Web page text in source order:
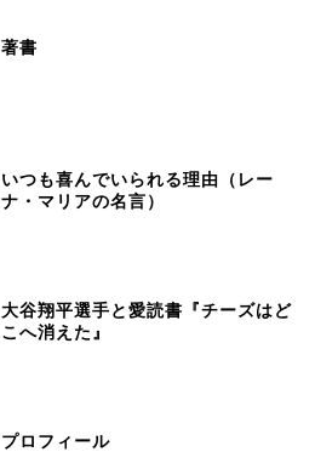
著書
いつも喜んでいられる理由（レー
ナ・マリアの名言）
大谷翔平選手と愛読書『チーズはど
こへ消えた』
プロフィール